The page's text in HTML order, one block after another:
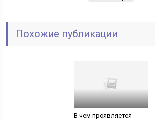
Похожие публикации
В чем проявляется